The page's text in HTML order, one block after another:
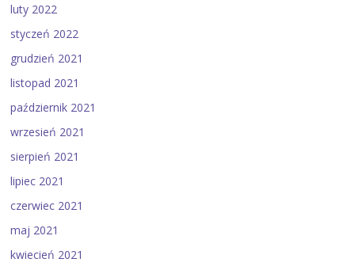
luty 2022
styczeń 2022
grudzień 2021
listopad 2021
październik 2021
wrzesień 2021
sierpień 2021
lipiec 2021
czerwiec 2021
maj 2021
kwiecień 2021